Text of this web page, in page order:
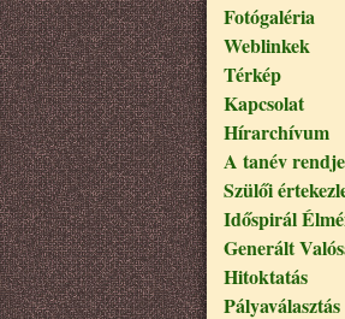
Fotógaléria
Weblinkek
Térkép
Kapcsolat
Hírarchívum
A tanév rendje
Szülői
Időspirál
Generált
Hitoktatás
Pályaválasztás